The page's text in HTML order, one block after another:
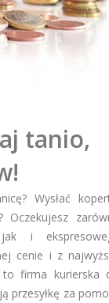
tanio,
Wysłać
Oczekujesz
i
cenie i z
to firma kurierska
przesyłkę za